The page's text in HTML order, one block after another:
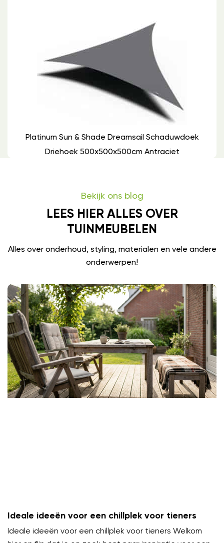
Platinum Sun & Shade Dreamsail Schaduwdoek
Driehoek 500x500x500cm Antraciet
Bekijk ons blog
LEES HIER ALLES OVER
TUINMEUBELEN
Alles over onderhoud, styling, materialen en vele andere
onderwerpen!
Ideale ideeën voor een chillplek voor tieners
Ideale ideeën voor een chillplek voor tieners Welkom